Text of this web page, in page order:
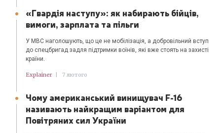
«Гвардія наступу»: як набирають бійців,
вимоги, зарплата та пільги
У МВС наголошують, що це не мобілізація, а добровільний вступ
до спецбригад задля підтримки воїнів, які вже стоять на захисті
країни.
Explainer 7 лютого
Чому американський винищувач F-16
називають найкращим варіантом для
Повітряних сил України